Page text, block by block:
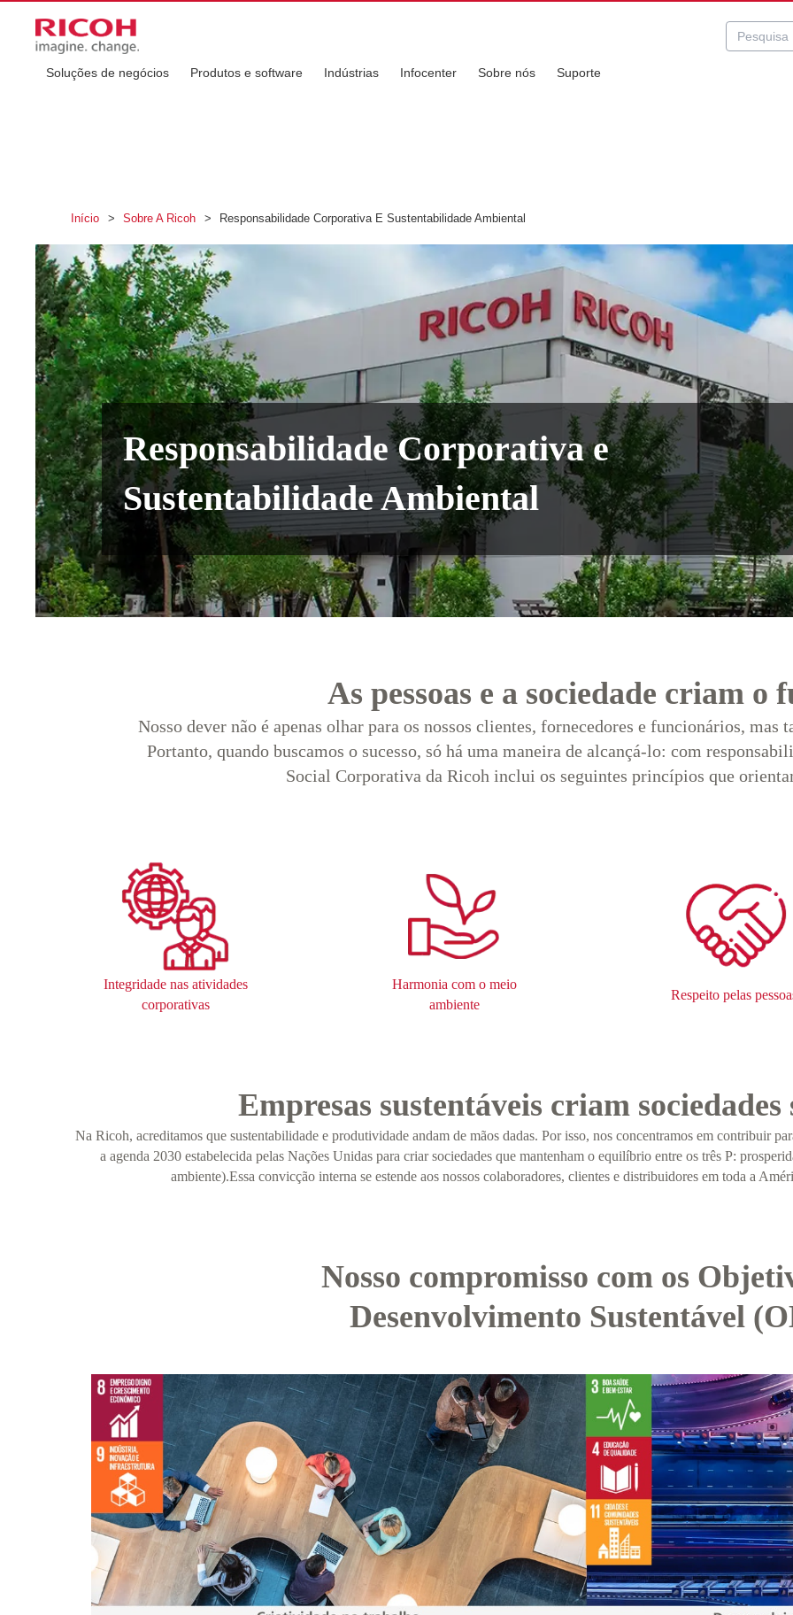
Soluções de negócios Produtos e software Indústrias Infocenter Sobre nós Suporte
Início > Sobre A Ricoh > Responsabilidade Corporativa E Sustentabilidade Ambiental
Responsabilidade Corporativa e
Sustentabilidade Ambiental
As pessoas e a sociedade criam o
Nosso dever não é apenas olhar para os nossos clientes, fornecedores e funcionários, mas
Portanto, quando buscamos o sucesso, só há uma maneira de alcançá-lo: com
Social Corporativa da Ricoh inclui os seguintes princípios que
Integridade nas atividades
corporativas
Harmonia com o meio
ambiente
Respeito pelas
Empresas sustentáveis criam sociedades
Na Ricoh, acreditamos que sustentabilidade e produtividade andam de mãos dadas. Por isso, nos concentramos em contribuir
a agenda 2030 estabelecida pelas Nações Unidas para criar sociedades que mantenham o equilíbrio entre os três P:
ambiente).Essa convicção interna se estende aos nossos colaboradores, clientes e distribuidores em toda a
Nosso compromisso com os
Desenvolvimento Sustentável